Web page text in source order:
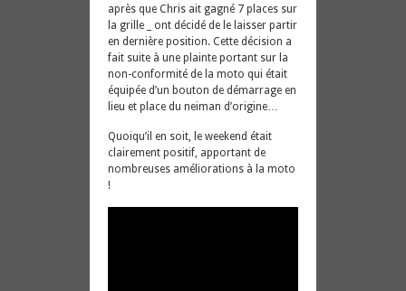
après que Chris ait gagné 7 places sur
la grille _ ont décidé de le laisser partir
en dernière position. Cette décision a
fait suite à une plainte portant sur la
non-conformité de la moto qui était
équipée d’un bouton de démarrage en
lieu et place du neiman d’origine…
Quoiqu’il en soit, le weekend était
clairement positif, apportant de
nombreuses améliorations à la moto
!